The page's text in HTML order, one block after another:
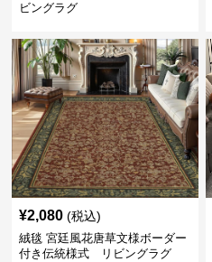
ビングラグ
¥2,080 (税込)
絨毯 宮廷風花唐草文様ボーダー
付き伝統様式 リビングラグ